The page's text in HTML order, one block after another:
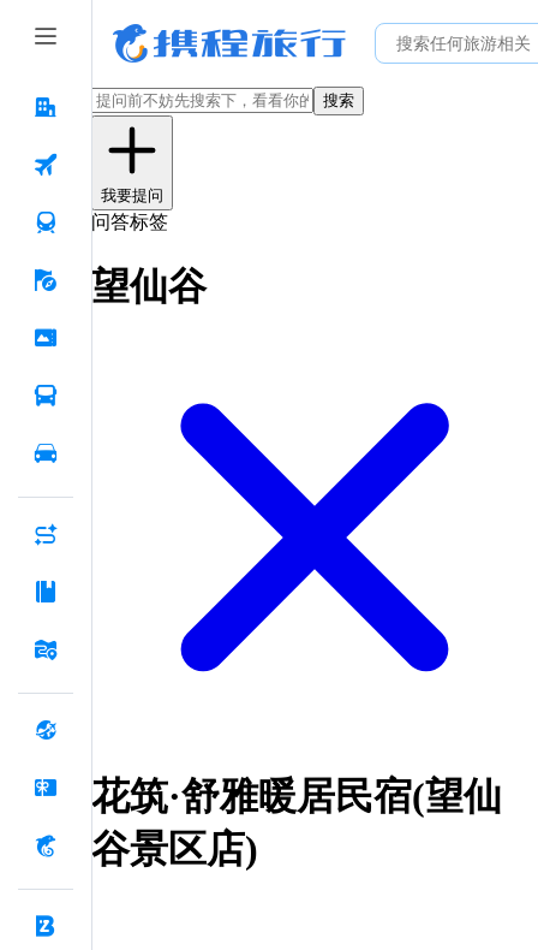
搜索
我要提问
问答标签
望仙谷
花筑·舒雅暖居民宿(望仙
谷景区店)